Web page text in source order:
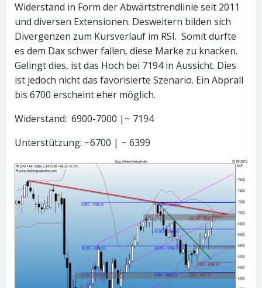
Widerstand in Form der Abwärtstrendlinie seit 2011
und diversen Extensionen. Desweitern bilden sich
Divergenzen zum Kursverlauf im RSI. Somit dürfte
es dem Dax schwer fallen, diese Marke zu knacken.
Gelingt dies, ist das Hoch bei 7194 in Aussicht. Dies
ist jedoch nicht das favorisierte Szenario. Ein Abprall
bis 6700 erscheint eher möglich.
Widerstand: 6900-7000 |~ 7194
Unterstützung: ~6700 | ~ 6399